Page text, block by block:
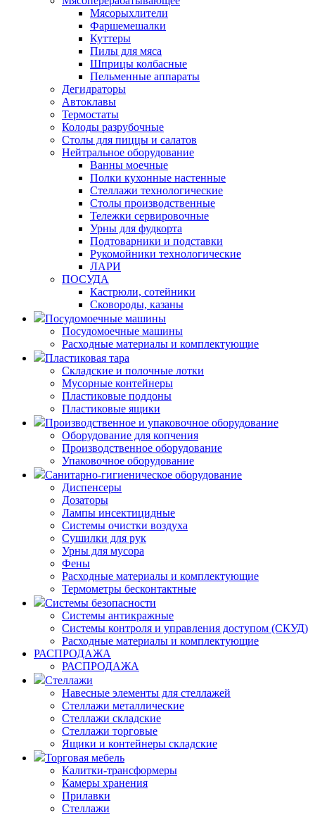
Мясорыхлители
Фаршемешалки
Куттеры
Пилы для мяса
Шприцы колбасные
Пельменные аппараты
Дегидраторы
Автоклавы
Термостаты
Колоды разрубочные
Столы для пиццы и салатов
Нейтральное оборудование
Ванны моечные
Полки кухонные настенные
Стеллажи технологические
Столы производственные
Тележки сервировочные
Урны для фудкорта
Подтоварники и подставки
Рукомойники технологические
ЛАРИ
ПОСУДА
Кастрюли, сотейники
Сковороды, казаны
Посудомоечные машины
Посудомоечные машины
Расходные материалы и комплектующие
Пластиковая тара
Складские и полочные лотки
Мусорные контейнеры
Пластиковые поддоны
Пластиковые ящики
Производственное и упаковочное оборудование
Оборудование для копчения
Производственное оборудование
Упаковочное оборудование
Санитарно-гигиеническое оборудование
Диспенсеры
Дозаторы
Лампы инсектицидные
Системы очистки воздуха
Сушилки для рук
Урны для мусора
Фены
Расходные материалы и комплектующие
Термометры бесконтактные
Системы безопасности
Системы антикражные
Системы контроля и управления доступом (СКУД)
Расходные материалы и комплектующие
РАСПРОДАЖА
РАСПРОДАЖА
Стеллажи
Навесные элементы для стеллажей
Стеллажи металлические
Стеллажи складские
Стеллажи торговые
Ящики и контейнеры складские
Торговая мебель
Калитки-трансформеры
Камеры хранения
Прилавки
Стеллажи